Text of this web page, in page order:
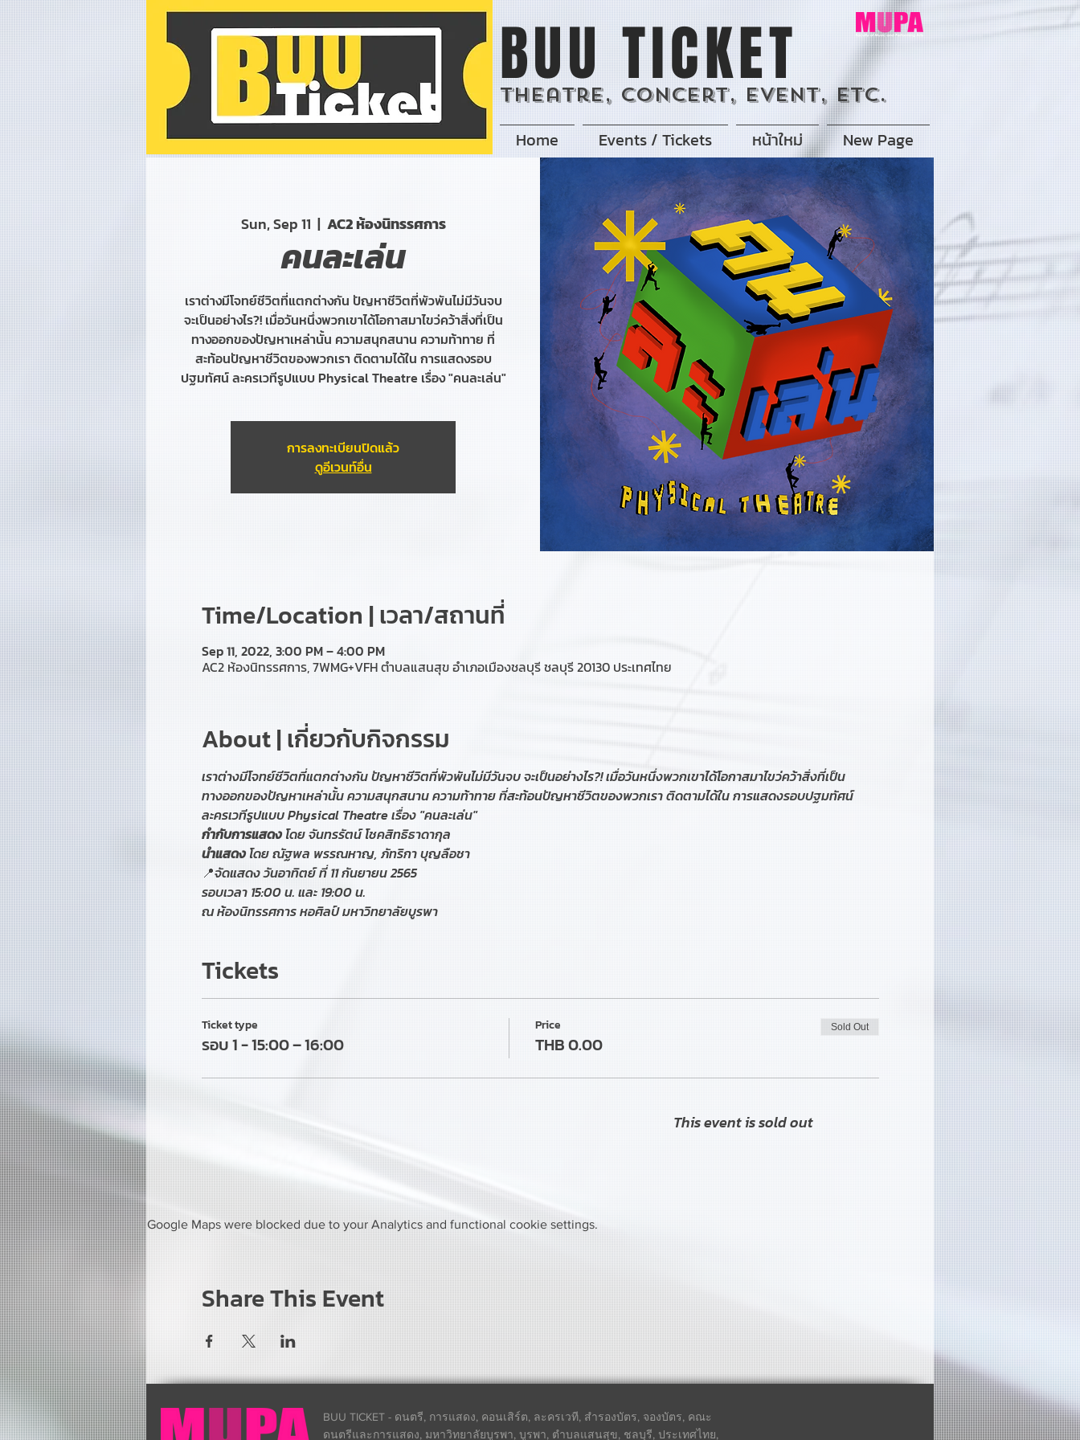
BUU TICKET
Theatre, Concert, Event, Etc.
Home Events / Tickets หน้าใหม่ New Page
Sun, Sep 11
  |
AC2 ห้องนิทรรศการ
คนละเล่น
เราต่างมีโจทย์ชีวิตที่แตกต่างกัน ปัญหาชีวิตที่พัวพันไม่มีวันจบ
จะเป็นอย่างไร?! เมื่อวันหนึ่งพวกเขาได้โอกาสมาไขว่คว้าสิ่งที่เป็น
ทางออกของปัญหาเหล่านั้น ความสนุกสนาน ความท้าทาย ที่
สะท้อนปัญหาชีวิตของพวกเรา ติดตามได้ใน การแสดงรอบ
ปฐมทัศน์ ละครเวทีรูปแบบ Physical Theatre เรื่อง "คนละเล่น"
การลงทะเบียนปิดแล้ว
ดูอีเวนท์อื่น
Time/Location | เวลา/สถานที่
Sep 11, 2022, 3:00 PM – 4:00 PM
AC2 ห้องนิทรรศการ, 7WMG+VFH ตำบลแสนสุข อำเภอเมืองชลบุรี ชลบุรี 20130 ประเทศไทย
About | เกี่ยวกับกิจกรรม
เราต่างมีโจทย์ชีวิตที่แตกต่างกัน ปัญหาชีวิตที่พัวพันไม่มีวันจบ จะเป็นอย่างไร?! เมื่อวันหนึ่งพวกเขาได้โอกาสมาไขว่คว้าสิ่งที่เป็น
ทางออกของปัญหาเหล่านั้น ความสนุกสนาน ความท้าทาย ที่สะท้อนปัญหาชีวิตของพวกเรา ติดตามได้ใน การแสดงรอบปฐมทัศน์
ละครเวทีรูปแบบ Physical Theatre เรื่อง "คนละเล่น"
กำกับการแสดง โดย จันทรรัตน์ โชคสิทธิธาดากุล
นำแสดง โดย ณัฐพล พรรณหาญ, ภัทริกา บุญลือชา
📍จัดแสดง วันอาทิตย์ ที่ 11 กันยายน 2565
รอบเวลา 15:00 น. และ 19:00 น.
ณ ห้องนิทรรศการ หอศิลป์ มหาวิทยาลัยบูรพา
Tickets
Ticket type
รอบ 1 - 15:00 – 16:00
Price
THB 0.00
Sold Out
This event is sold out
Google Maps were blocked due to your Analytics and functional cookie settings.
Share This Event
BUU TICKET - ดนตรี, การแสดง, คอนเสิร์ต, ละครเวที, สำรองบัตร, จองบัตร, คณะ
ดนตรีและการแสดง, มหาวิทยาลัยบูรพา, บูรพา, ตำบลแสนสุข, ชลบุรี, ประเทศไทย,